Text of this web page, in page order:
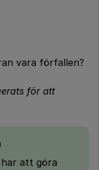
vara förfallen?
för att
att göra